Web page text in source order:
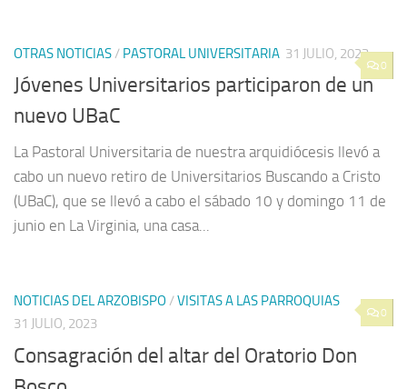
0
OTRAS NOTICIAS / PASTORAL UNIVERSITARIA 31 JULIO, 2023
Jóvenes Universitarios participaron de un
nuevo UBaC
La Pastoral Universitaria de nuestra arquidiócesis llevó a
cabo un nuevo retiro de Universitarios Buscando a Cristo
(UBaC), que se llevó a cabo el sábado 10 y domingo 11 de
junio en La Virginia, una casa...
0
NOTICIAS DEL ARZOBISPO /VISITAS A LAS PARROQUIAS
31 JULIO, 2023
Consagración del altar del Oratorio Don